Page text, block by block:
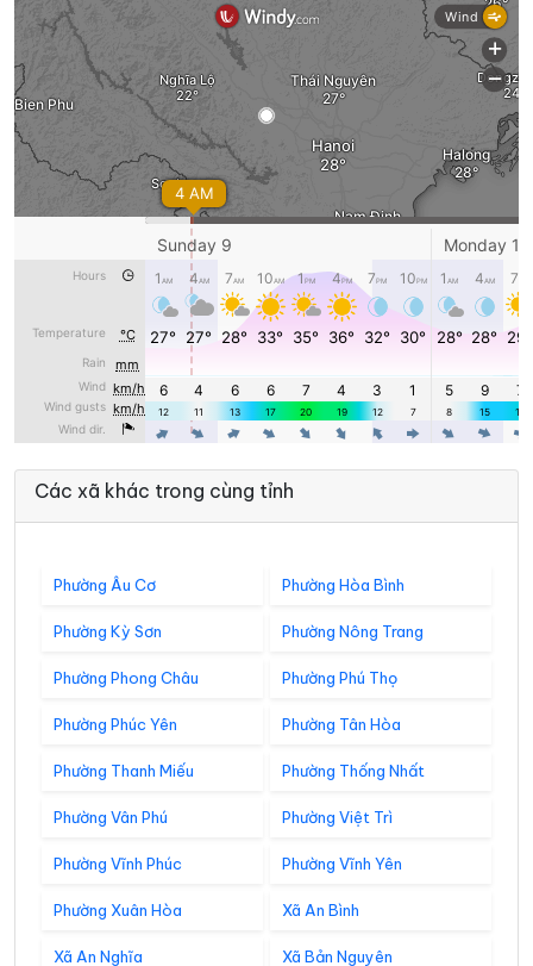
Các xã khác trong cùng tỉnh
Phường Âu Cơ Phường Hòa Bình
Phường Kỳ Sơn Phường Nông Trang
Phường Phong Châu Phường Phú Thọ
Phường Phúc Yên Phường Tân Hòa
Phường Thanh Miếu Phường Thống Nhất
Phường Vân Phú Phường Việt Trì
Phường Vĩnh Phúc Phường Vĩnh Yên
Phường Xuân Hòa Xã An Bình
Xã An Nghĩa Xã Bản Nguyên